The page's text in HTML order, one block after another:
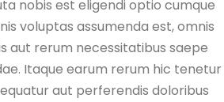
nobis est eligendi optio cumque
voluptas assumenda est, omnis
aut rerum necessitatibus saepe
Itaque earum rerum hic tenetur
aut perferendis doloribus